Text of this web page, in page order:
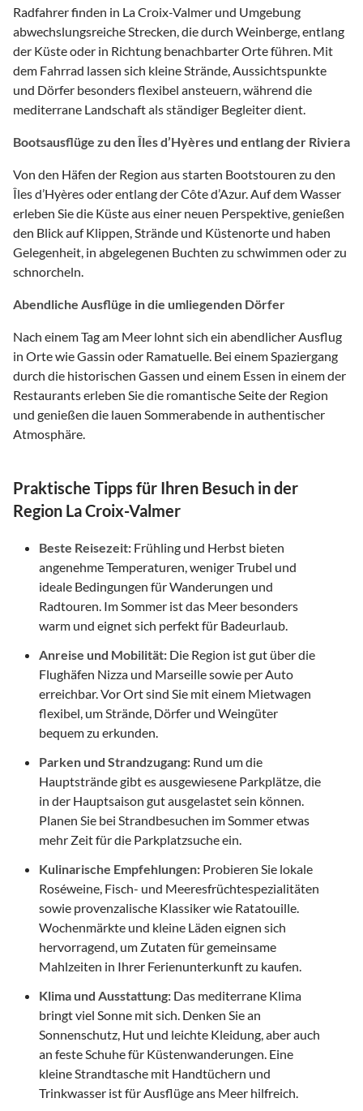
Radfahrer finden in La Croix-Valmer und Umgebung
abwechslungsreiche Strecken, die durch Weinberge, entlang
der Küste oder in Richtung benachbarter Orte führen. Mit
dem Fahrrad lassen sich kleine Strände, Aussichtspunkte
und Dörfer besonders flexibel ansteuern, während die
mediterrane Landschaft als ständiger Begleiter dient.
Bootsausflüge zu den Îles d’Hyères und entlang der Riviera
Von den Häfen der Region aus starten Bootstouren zu den
Îles d’Hyères oder entlang der Côte d’Azur. Auf dem Wasser
erleben Sie die Küste aus einer neuen Perspektive, genießen
den Blick auf Klippen, Strände und Küstenorte und haben
Gelegenheit, in abgelegenen Buchten zu schwimmen oder zu
schnorcheln.
Abendliche Ausflüge in die umliegenden Dörfer
Nach einem Tag am Meer lohnt sich ein abendlicher Ausflug
in Orte wie Gassin oder Ramatuelle. Bei einem Spaziergang
durch die historischen Gassen und einem Essen in einem der
Restaurants erleben Sie die romantische Seite der Region
und genießen die lauen Sommerabende in authentischer
Atmosphäre.
Praktische Tipps für Ihren Besuch in der
Region La Croix-Valmer
Beste Reisezeit: Frühling und Herbst bieten
angenehme Temperaturen, weniger Trubel und
ideale Bedingungen für Wanderungen und
Radtouren. Im Sommer ist das Meer besonders
warm und eignet sich perfekt für Badeurlaub.
Anreise und Mobilität: Die Region ist gut über die
Flughäfen Nizza und Marseille sowie per Auto
erreichbar. Vor Ort sind Sie mit einem Mietwagen
flexibel, um Strände, Dörfer und Weingüter
bequem zu erkunden.
Parken und Strandzugang: Rund um die
Hauptstrände gibt es ausgewiesene Parkplätze, die
in der Hauptsaison gut ausgelastet sein können.
Planen Sie bei Strandbesuchen im Sommer etwas
mehr Zeit für die Parkplatzsuche ein.
Kulinarische Empfehlungen: Probieren Sie lokale
Roséweine, Fisch- und Meeresfrüchtespezialitäten
sowie provenzalische Klassiker wie Ratatouille.
Wochenmärkte und kleine Läden eignen sich
hervorragend, um Zutaten für gemeinsame
Mahlzeiten in Ihrer Ferienunterkunft zu kaufen.
Klima und Ausstattung: Das mediterrane Klima
bringt viel Sonne mit sich. Denken Sie an
Sonnenschutz, Hut und leichte Kleidung, aber auch
an feste Schuhe für Küstenwanderungen. Eine
kleine Strandtasche mit Handtüchern und
Trinkwasser ist für Ausflüge ans Meer hilfreich.